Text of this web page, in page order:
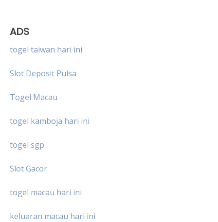
ADS
togel taiwan hari ini
Slot Deposit Pulsa
Togel Macau
togel kamboja hari ini
togel sgp
Slot Gacor
togel macau hari ini
keluaran macau hari ini